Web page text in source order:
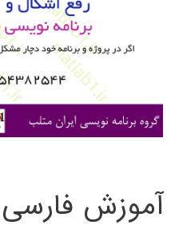
ی
آموزش